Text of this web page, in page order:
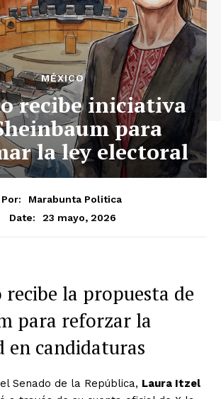
MÉXICO
recibe iniciativa
para
la ley electoral
Por:
Marabunta Politica
Date:
23 mayo, 2026
recibe la propuesta de
para reforzar la
en candidaturas
Senado de la República, Laura Itzel